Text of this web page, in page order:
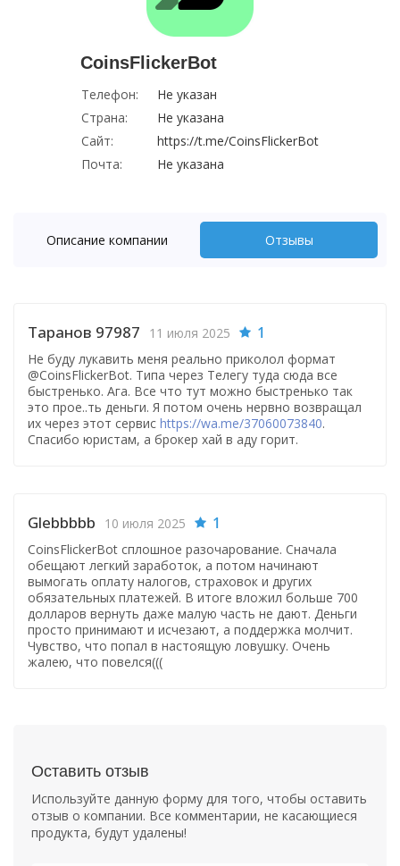
CoinsFlickerBot
Телефон:
Не указан
Страна:
Не указана
Сайт:
https://t.me/CoinsFlickerBot
Почта:
Не указана
Описание компании Отзывы
Таранов 97987 11 июля 2025 1
Не буду лукавить меня реально приколол формат
@CoinsFlickerBot. Типа через Телегу туда сюда все
быстренько. Ага. Все что тут можно быстренько так
это прое..ть деньги. Я потом очень нервно возвращал
их через этот сервис https://wa.me/37060073840.
Спасибо юристам, а брокер хай в аду горит.
Glebbbbb 10 июля 2025 1
CoinsFlickerBot сплошное разочарование. Сначала
обещают легкий заработок, а потом начинают
вымогать оплату налогов, страховок и других
обязательных платежей. В итоге вложил больше 700
долларов вернуть даже малую часть не дают. Деньги
просто принимают и исчезают, а поддержка молчит.
Чувство, что попал в настоящую ловушку. Очень
жалею, что повелся(((
Оставить отзыв
Используйте данную форму для того, чтобы оставить
отзыв о компании. Все комментарии, не касающиеся
продукта, будут удалены!